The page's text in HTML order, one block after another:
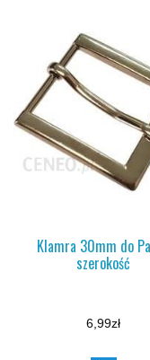
Klamra 30mm do
szerokość
6,99zł